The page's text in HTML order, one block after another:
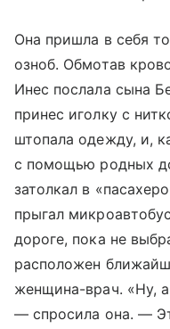
Она пришла в себя
озноб. Обмотав
Инес послала сына
принес иголку с
штопала одежду, и,
с помощью родных
затолкал в
прыгал
дороге, пока не
расположен
женщина-врач. «Ну,
— спросила она. —